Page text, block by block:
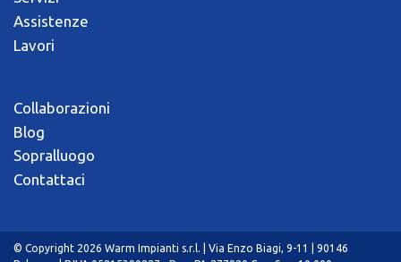
Assistenze
Lavori
Collaborazioni
Blog
Sopralluogo
Contattaci
© Copyright 2026 Warm Impianti s.r.l. | Via Enzo Biagi, 9-11 | 90146